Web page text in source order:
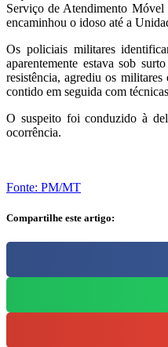
Serviço de Atendimento
encaminhou o idoso até a
Os policiais militares
aparentemente estava sob
resistência, agrediu os
contido em seguida com
O suspeito foi conduzido à
ocorrência.
Fonte: PM/MT
Compartilhe este artigo: